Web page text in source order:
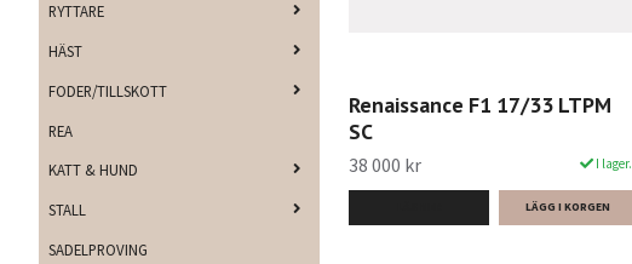
RYTTARE
HÄST
FODER/TILLSKOTT
REA
KATT & HUND
STALL
SADELPROVING
Renaissance F1 17/33 LTPM
SC
38 000 kr I lager.